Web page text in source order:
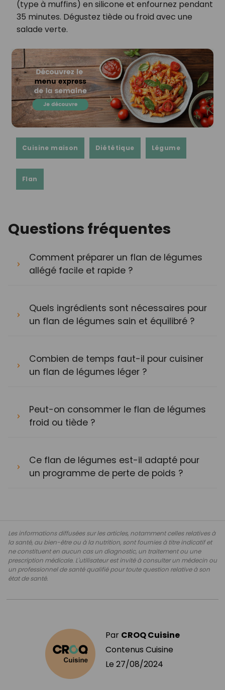
(type à muffins) en silicone et enfournez pendant
35 minutes. Dégustez tiède ou froid avec une
salade verte.
Cuisine maison Diététique Légume
Flan
Questions fréquentes
Comment préparer un flan de légumes
allégé facile et rapide ?
Quels ingrédients sont nécessaires pour
un flan de légumes sain et équilibré ?
Combien de temps faut-il pour cuisiner
un flan de légumes léger ?
Peut-on consommer le flan de légumes
froid ou tiède ?
Ce flan de légumes est-il adapté pour
un programme de perte de poids ?
Les informations diffusées sur les articles, notamment celles relatives à
la santé, au bien-être ou à la nutrition, sont fournies à titre indicatif et
ne constituent en aucun cas un diagnostic, un traitement ou une
prescription médicale. L'utilisateur est invité à consulter un médecin ou
un professionnel de santé qualifié pour toute question relative à son
état de santé.
Par CROQ Cuisine
Contenus Cuisine
Le 27/08/2024